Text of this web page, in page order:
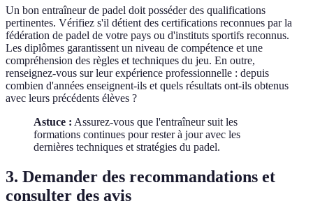
Un bon entraîneur de padel doit posséder des qualifications
pertinentes. Vérifiez s'il détient des certifications reconnues par la
fédération de padel de votre pays ou d'instituts sportifs reconnus.
Les diplômes garantissent un niveau de compétence et une
compréhension des règles et techniques du jeu. En outre,
renseignez-vous sur leur expérience professionnelle : depuis
combien d'années enseignent-ils et quels résultats ont-ils obtenus
avec leurs précédents élèves ?
Astuce : Assurez-vous que l'entraîneur suit les
formations continues pour rester à jour avec les
dernières techniques et stratégies du padel.
3. Demander des recommandations et
consulter des avis